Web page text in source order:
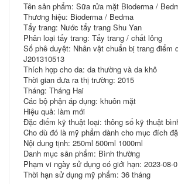
Tên sản phẩm: Sữa rửa mặt Bioderma /
Thương hiệu: Bioderma / Bedma
Tẩy trang: Nước tẩy trang Shu Yan
Phân loại tẩy trang: Tẩy trang / chất lỏng
Số phê duyệt: Nhân vật chuẩn bị trang điểm
J201310513
Thích hợp cho da: da thường và da khô
Thời gian đưa ra thị trường: 2015
Tháng: Tháng Hai
Các bộ phận áp dụng: khuôn mặt
Hiệu quả: làm mới
Đặc điểm kỹ thuật loại: thông số kỹ thuật
Cho dù đó là mỹ phẩm dành cho mục đích
Nội dung tịnh: 250ml 500ml 1000ml
Danh mục sản phẩm: Bình thường
Phạm vi ngày sử dụng có giới hạn: 2023-08-
Thời hạn sử dụng mỹ phẩm: 36 tháng